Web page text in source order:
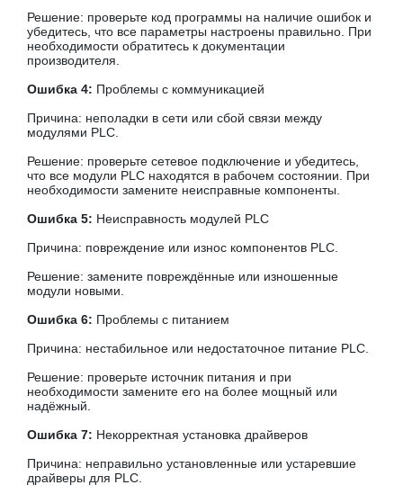
Решение: проверьте код программы на наличие ошибок и
убедитесь, что все параметры настроены правильно. При
необходимости обратитесь к документации
производителя.
Ошибка 4: Проблемы с коммуникацией
Причина: неполадки в сети или сбой связи между
модулями PLC.
Решение: проверьте сетевое подключение и убедитесь,
что все модули PLC находятся в рабочем состоянии. При
необходимости замените неисправные компоненты.
Ошибка 5: Неисправность модулей PLC
Причина: повреждение или износ компонентов PLC.
Решение: замените повреждённые или изношенные
модули новыми.
Ошибка 6: Проблемы с питанием
Причина: нестабильное или недостаточное питание PLC.
Решение: проверьте источник питания и при
необходимости замените его на более мощный или
надёжный.
Ошибка 7: Некорректная установка драйверов
Причина: неправильно установленные или устаревшие
драйверы для PLC.